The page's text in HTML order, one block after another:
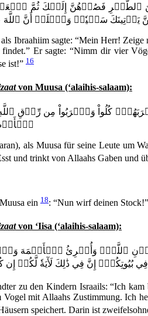
ٱلطَّيۡرِ فَصُرۡهُنَّ إِلَيۡكَ ثُمَّ
سَعۡيٗاۚ وَٱعۡلَمۡ أَنَّ ٱللَّهَ
Ibraahiim sagte: “Mein Herr!
Er sagte: “Nimm dir vier
ist!” 16
von Muusa (‘alaihis-salaam):
كُلُواْ وَٱشۡرَبُواْ مِن رِّزۡقِ ٱللَّهِ
ٱلۡأَرۡضِ
als Muusa für seine Leute um
und trinkt von Allaahs Gaben und
ein 18: “Nun wirf deinen
von ‘Iisa (‘alaihis-salaam):
بِإِذۡنِ ٱللَّهِۖ وَأُبۡرِئُ ٱلۡأَكۡمَهَ
إِنَّ فِي ذَٰلِكَ لَأٓيَةٗ لَّكُمۡ إِن
zu den Kindern Israails: “Ich
mit Allaahs Zustimmung. Ich
speichert. Darin ist